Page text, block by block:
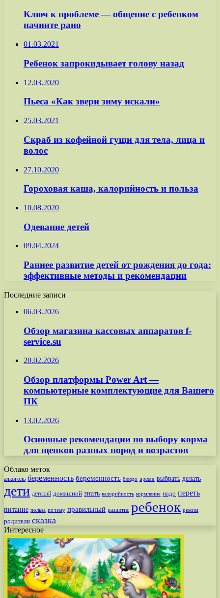
Ключ к проблеме — общение с ребенком
начните рано
01.03.2021
Ребенок запрокидывает голову назад
12.03.2020
Пьеса «Как звери зиму искали»
25.03.2021
Скраб из кофейной гущи для тела, лица и
волос
27.10.2020
Гороховая каша, калорийность и польза
10.08.2020
Одевание детей
09.04.2024
Раннее развитие детей от рождения до года:
эффективные методы и рекомендации
Последние записи
06.03.2026
Обзор магазина кассовых аппаратов f-
service.su
20.02.2026
Обзор платформы Power Art —
компьютерные комплектующие для Вашего
ПК
13.02.2026
Основные рекомендации по выбору корма
для щенков разных пород и возрастов
Облако меток
алкоголь беременность беременность блюдо время выбрать делать
дети детский домашний знать калорийность кормление надо переть
питание польза почему правильный развитие ребенок режим
родители сказка
Интересное